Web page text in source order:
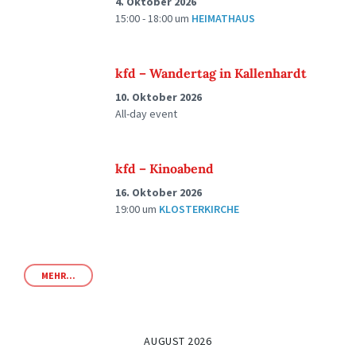
15:00 - 18:00um HEIMATHAUS
kfd – Wandertag in Kallenhardt
10. Oktober 2026
All-day event
kfd – Kinoabend
16. Oktober 2026
19:00um KLOSTERKIRCHE
MEHR...
AUGUST 2026